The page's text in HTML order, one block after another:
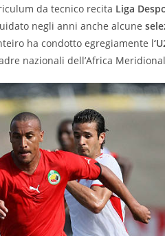
da tecnico recita Liga
negli anni anche alcune
ha condotto egregiamente l
nazionali dell’Africa